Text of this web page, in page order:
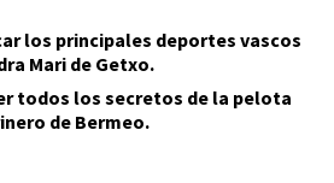
los principales deportes vascos
Mari de Getxo.
todos los secretos de la pelota
de Bermeo.